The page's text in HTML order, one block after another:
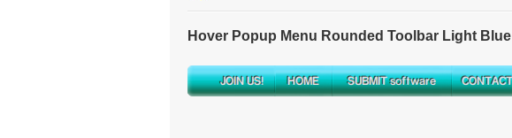
Hover Popup Menu Rounded Toolbar Light Blue